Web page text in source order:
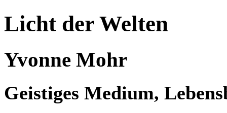
Licht der Welten
Yvonne Mohr
Geistiges Medium,